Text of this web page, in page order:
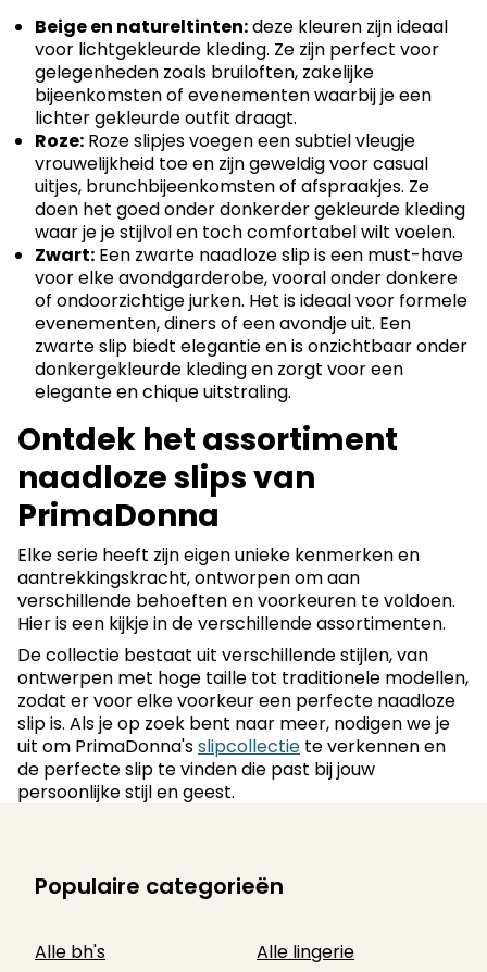
Beige en natureltinten:deze kleuren zijn ideaal
voor lichtgekleurde kleding. Ze zijn perfect voor
gelegenheden zoals bruiloften, zakelijke
bijeenkomsten of evenementen waarbij je een
lichter gekleurde outfit draagt.
Roze: Roze slipjes voegen een subtiel vleugje
vrouwelijkheid toe en zijn geweldig voor casual
uitjes, brunchbijeenkomsten of afspraakjes. Ze
doen het goed onder donkerder gekleurde kleding
waar je je stijlvol en toch comfortabel wilt voelen.
Zwart: Een zwarte naadloze slip is een must-have
voor elke avondgarderobe, vooral onder donkere
of ondoorzichtige jurken. Het is ideaal voor formele
evenementen, diners of een avondje uit. Een
zwarte slip biedt elegantie en is onzichtbaar onder
donkergekleurde kleding en zorgt voor een
elegante en chique uitstraling.
Ontdek het assortiment
naadloze slips van
PrimaDonna
Elke serie heeft zijn eigen unieke kenmerken en
aantrekkingskracht, ontworpen om aan
verschillende behoeften en voorkeuren te voldoen.
Hier is een kijkje in de verschillende assortimenten.
De collectie bestaat uit verschillende stijlen, van
ontwerpen met hoge taille tot traditionele modellen,
zodat er voor elke voorkeur een perfecte naadloze
slip is. Als je op zoek bent naar meer, nodigen we je
uit om PrimaDonna'sslipcollectie te verkennen en
de perfecte slip te vinden die past bij jouw
persoonlijke stijl en geest.
Populaire categorieën
Alle bh's
Alle lingerie